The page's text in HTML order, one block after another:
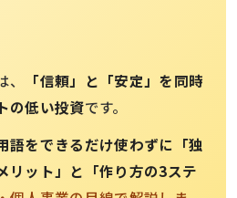
「信頼」と「安定」を同時
の低い投資です。
語をできるだけ使わずに「独
リット」と「作り方の3ステ